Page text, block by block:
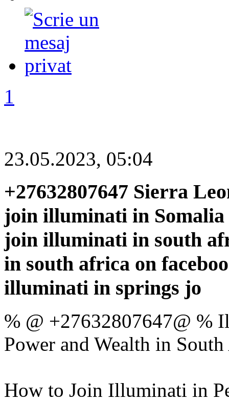
1
23.05.2023, 05:04
+27632807647 Sierra
join illuminati in
join illuminati in south
in south africa on
illuminati in springs jo
% @ +27632807647@ %
Power and Wealth in
How to Join Illuminati in